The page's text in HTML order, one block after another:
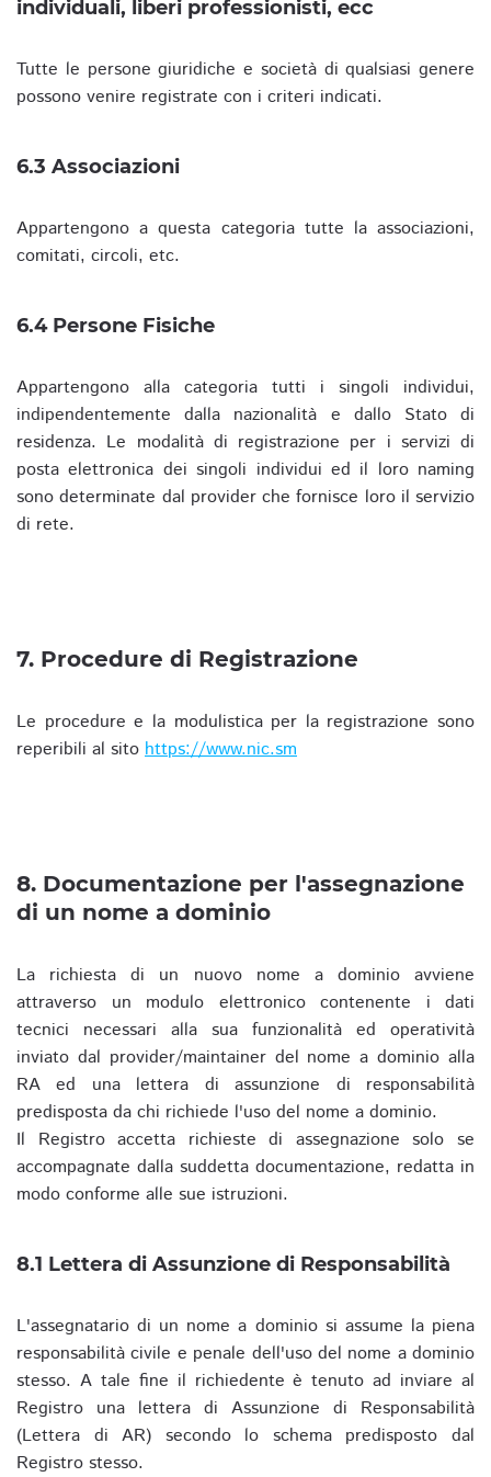
individuali, liberi professionisti, ecc
Tutte le persone giuridiche e società di qualsiasi genere
possono venire registrate con i criteri indicati.
6.3 Associazioni
Appartengono a questa categoria tutte la associazioni,
comitati, circoli, etc.
6.4 Persone Fisiche
Appartengono alla categoria tutti i singoli individui,
indipendentemente dalla nazionalità e dallo Stato di
residenza. Le modalità di registrazione per i servizi di
posta elettronica dei singoli individui ed il loro naming
sono determinate dal provider che fornisce loro il servizio
di rete.
7. Procedure di Registrazione
Le procedure e la modulistica per la registrazione sono
reperibili al sito https://www.nic.sm
8. Documentazione per l'assegnazione
di un nome a dominio
La richiesta di un nuovo nome a dominio avviene
attraverso un modulo elettronico contenente i dati
tecnici necessari alla sua funzionalità ed operatività
inviato dal provider/maintainer del nome a dominio alla
RA ed una lettera di assunzione di responsabilità
predisposta da chi richiede l'uso del nome a dominio.
Il Registro accetta richieste di assegnazione solo se
accompagnate dalla suddetta documentazione, redatta in
modo conforme alle sue istruzioni.
8.1 Lettera di Assunzione di Responsabilità
L'assegnatario di un nome a dominio si assume la piena
responsabilità civile e penale dell'uso del nome a dominio
stesso. A tale fine il richiedente è tenuto ad inviare al
Registro una lettera di Assunzione di Responsabilità
(Lettera di AR) secondo lo schema predisposto dal
Registro stesso.